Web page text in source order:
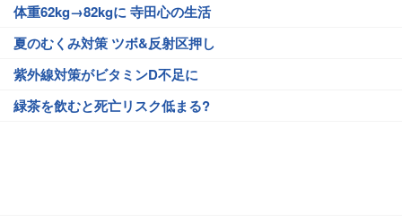
体重62kg→82kgに 寺田心の生活
夏のむくみ対策 ツボ&反射区押し
紫外線対策がビタミンD不足に
緑茶を飲むと死亡リスク低まる?